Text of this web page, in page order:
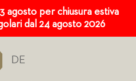
agosto per chiusura estiva
dal 24 agosto 2026
DE